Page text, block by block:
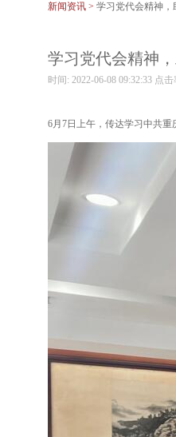
新闻资讯 > 学习党代会精神，
学习党代会精神
时间: 2022-06-08 09:32:33 点击
6月7日上午，传达学习中共